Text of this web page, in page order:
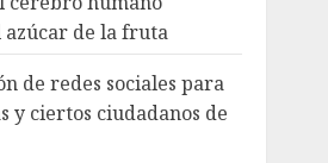
azúcar de la fruta
de redes sociales para
y ciertos ciudadanos de
de periodistas y
ciudadanos de
y Canadá
AGOSTO 7, 2026